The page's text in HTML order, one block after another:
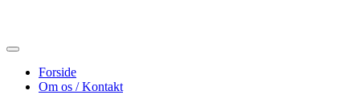
Forside
Om os / Kontakt